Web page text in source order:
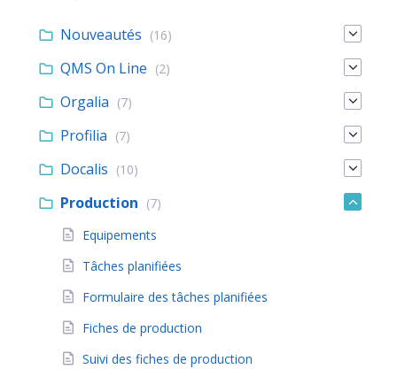
Nouveautés (16)
QMS On Line (2)
Orgalia (7)
Profilia (7)
Docalis (10)
Production (7)
Equipements
Tâches planifiées
Formulaire des tâches planifiées
Fiches de production
Suivi des fiches de production